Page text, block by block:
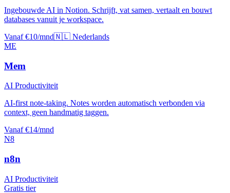
Ingebouwde AI in Notion. Schrijft, vat samen, vertaalt en bouwt
databases vanuit je workspace.
Vanaf €10/mnd🇳🇱 Nederlands
ME
Mem
AI Productiviteit
AI-first note-taking. Notes worden automatisch verbonden via
context, geen handmatig taggen.
Vanaf €14/mnd
N8
n8n
AI Productiviteit
Gratis tier